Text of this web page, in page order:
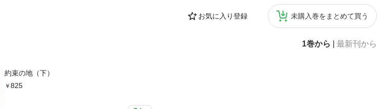
お気に入り登録 未購入巻をまとめて買う
1巻から 最新刊から
約束の地（下）
825